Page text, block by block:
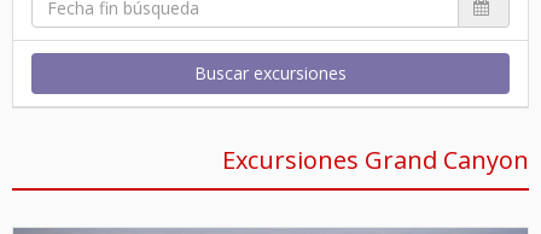
Buscar excursiones
Excursiones Grand Canyon